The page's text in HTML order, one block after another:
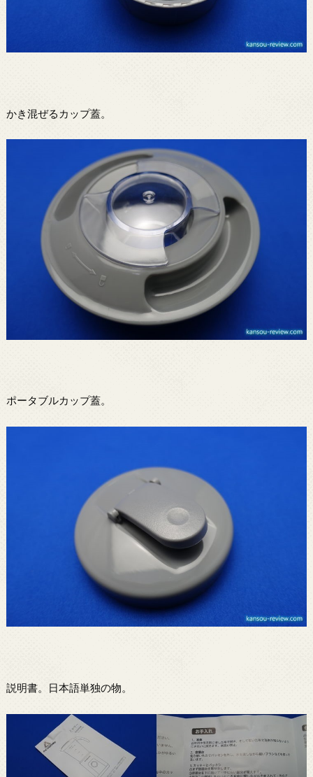
かき混ぜるカップ蓋。
ポータブルカップ蓋。
説明書。日本語単独の物。